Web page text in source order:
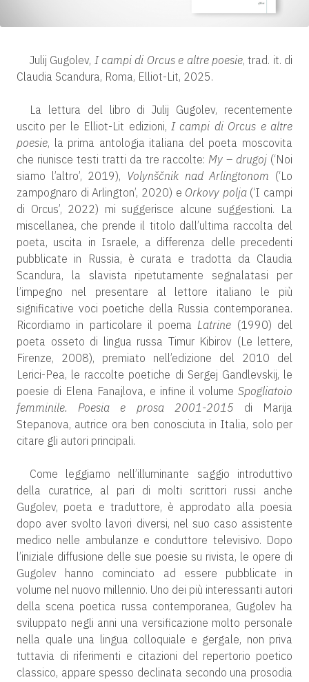
Julij Gugolev, I campi di Orcus e altre poesie, trad. it. di
Claudia Scandura, Roma, Elliot-Lit, 2025.
La lettura del libro di Julij Gugolev, recentemente
uscito per le Elliot-Lit edizioni, I campi di Orcus e altre
poesie, la prima antologia italiana del poeta moscovita
che riunisce testi tratti da tre raccolte: My – drugoj (‘Noi
siamo l’altro’, 2019), Volynščnik nad Arlingtonom (‘Lo
zampognaro di Arlington’, 2020) e Orkovy polja(‘I campi
di Orcus’, 2022) mi suggerisce alcune suggestioni. La
miscellanea, che prende il titolo dall’ultima raccolta del
poeta, uscita in Israele, a differenza delle precedenti
pubblicate in Russia, è curata e tradotta da Claudia
Scandura, la slavista ripetutamente segnalatasi per
l’impegno nel presentare al lettore italiano le più
significative voci poetiche della Russia contemporanea.
Ricordiamo in particolare il poemaLatrine (1990) del
poeta osseto di lingua russa Timur Kibirov (Le lettere,
Firenze, 2008), premiato nell’edizione del 2010 del
Lerici-Pea, le raccolte poetiche di Sergej Gandlevskij, le
poesie di Elena Fanajlova, e infine il volume Spogliatoio
femminile. Poesia e prosa 2001-2015 di Marija
Stepanova, autrice ora ben conosciuta in Italia, solo per
citare gli autori principali.
Come leggiamo nell’illuminante saggio introduttivo
della curatrice, al pari di molti scrittori russi anche
Gugolev, poeta e traduttore, è approdato alla poesia
dopo aver svolto lavori diversi, nel suo caso assistente
medico nelle ambulanze e conduttore televisivo. Dopo
l’iniziale diffusione delle sue poesie su rivista, le opere di
Gugolev hanno cominciato ad essere pubblicate in
volume nel nuovo millennio. Uno dei più interessanti autori
della scena poetica russa contemporanea, Gugolev ha
sviluppato negli anni una versificazione molto personale
nella quale una lingua colloquiale e gergale, non priva
tuttavia di riferimenti e citazioni del repertorio poetico
classico, appare spesso declinata secondo una prosodia